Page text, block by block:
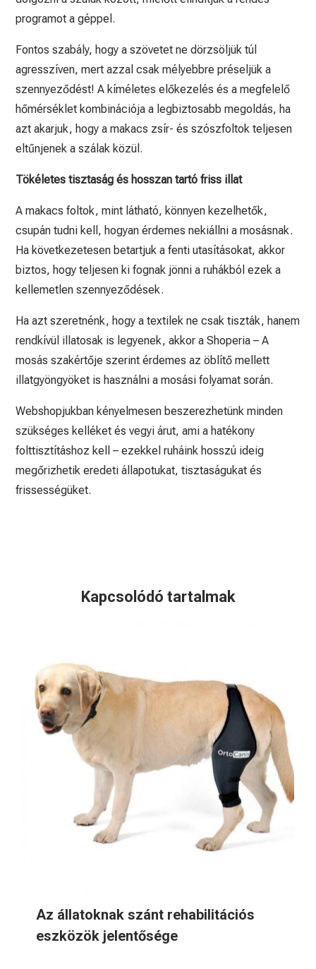
programot a géppel.
Fontos szabály, hogy a szövetet ne dörzsöljük túl
agresszíven, mert azzal csak mélyebbre préseljük a
szennyeződést! A kíméletes előkezelés és a megfelelő
hőmérséklet kombinációja a legbiztosabb megoldás, ha
azt akarjuk, hogy a makacs zsír- és szószfoltok teljesen
eltűnjenek a szálak közül.
Tökéletes tisztaság és hosszan tartó friss illat
A makacs foltok, mint látható, könnyen kezelhetők,
csupán tudni kell, hogyan érdemes nekiállni a mosásnak.
Ha következetesen betartjuk a fenti utasításokat, akkor
biztos, hogy teljesen ki fognak jönni a ruhákból ezek a
kellemetlen szennyeződések.
Ha azt szeretnénk, hogy a textilek ne csak tiszták, hanem
rendkívül illatosak is legyenek, akkor a Shoperia – A
mosás szakértője szerint érdemes az öblítő mellett
illatgyöngyöket is használni a mosási folyamat során.
Webshopjukban kényelmesen beszerezhetünk minden
szükséges kelléket és vegyi árut, ami a hatékony
folttisztításhoz kell – ezekkel ruháink hosszú ideig
megőrizhetik eredeti állapotukat, tisztaságukat és
frissességüket.
Kapcsolódó tartalmak
Az állatoknak szánt rehabilitációs
eszközök jelentősége